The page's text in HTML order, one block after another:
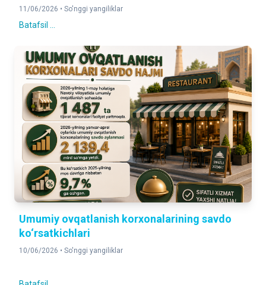
11/06/2026 • So'nggi yangiliklar
Batafsil ...
Umumiy ovqatlanish korxonalarining savdo
ko‘rsatkichlari
10/06/2026 • So'nggi yangiliklar